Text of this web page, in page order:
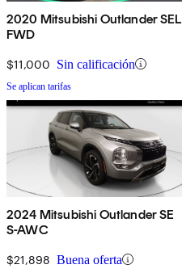
2020 Mitsubishi Outlander SEL
FWD
$11,000 Sin calificación
Se aplican tarifas
2024 Mitsubishi Outlander SE
S-AWC
$21,898 Buena oferta